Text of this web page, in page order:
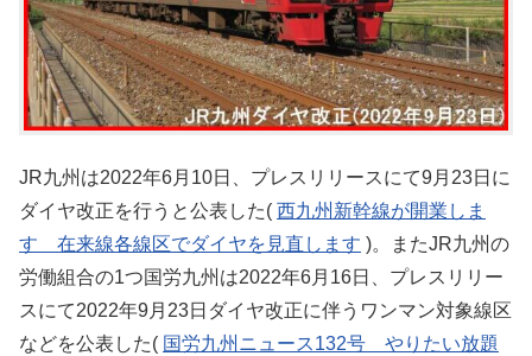
JR九州は2022年6月10日、プレスリリースにて9月23日に
ダイヤ改正を行うと公表した( 西九州新幹線が開業しま
す 在来線各線区でダイヤを見直します )。またJR九州の
労働組合の1つ国労九州は2022年6月16日、プレスリリー
スにて2022年9月23日ダイヤ改正に伴うワンマン対象線区
などを公表した( 国労九州ニュース132号 やりたい放題